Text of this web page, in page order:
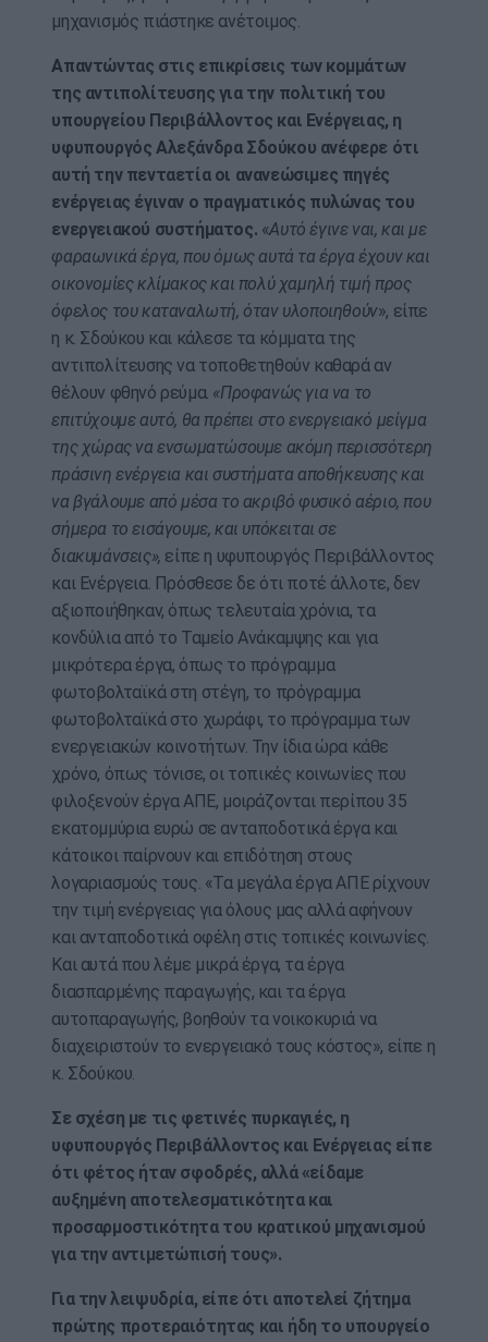
μηχανισμός πιάστηκε ανέτοιμος.
Απαντώντας στις επικρίσεις των κομμάτων
της αντιπολίτευσης για την πολιτική του
υπουργείου Περιβάλλοντος και Ενέργειας, η
υφυπουργός Αλεξάνδρα Σδούκου ανέφερε ότι
αυτή την πενταετία οι ανανεώσιμες πηγές
ενέργειας έγιναν ο πραγματικός πυλώνας του
ενεργειακού συστήματος. «Αυτό έγινε ναι, και με
φαραωνικά έργα, που όμως αυτά τα έργα έχουν και
οικονομίες κλίμακος και πολύ χαμηλή τιμή προς
όφελος του καταναλωτή, όταν υλοποιηθούν», είπε
η κ. Σδούκου και κάλεσε τα κόμματα της
αντιπολίτευσης να τοποθετηθούν καθαρά αν
θέλουν φθηνό ρεύμα. «Προφανώς για να το
επιτύχουμε αυτό, θα πρέπει στο ενεργειακό μείγμα
της χώρας να ενσωματώσουμε ακόμη περισσότερη
πράσινη ενέργεια και συστήματα αποθήκευσης και
να βγάλουμε από μέσα το ακριβό φυσικό αέριο, που
σήμερα το εισάγουμε, και υπόκειται σε
διακυμάνσεις», είπε η υφυπουργός Περιβάλλοντος
και Ενέργεια. Πρόσθεσε δε ότι ποτέ άλλοτε, δεν
αξιοποιήθηκαν, όπως τελευταία χρόνια, τα
κονδύλια από το Ταμείο Ανάκαμψης και για
μικρότερα έργα, όπως το πρόγραμμα
φωτοβολταϊκά στη στέγη, το πρόγραμμα
φωτοβολταϊκά στο χωράφι, το πρόγραμμα των
ενεργειακών κοινοτήτων. Την ίδια ώρα κάθε
χρόνο, όπως τόνισε, οι τοπικές κοινωνίες που
φιλοξενούν έργα ΑΠΕ, μοιράζονται περίπου 35
εκατομμύρια ευρώ σε ανταποδοτικά έργα και
κάτοικοι παίρνουν και επιδότηση στους
λογαριασμούς τους. «Τα μεγάλα έργα ΑΠΕ ρίχνουν
την τιμή ενέργειας για όλους μας αλλά αφήνουν
και ανταποδοτικά οφέλη στις τοπικές κοινωνίες.
Και αυτά που λέμε μικρά έργα, τα έργα
διασπαρμένης παραγωγής, και τα έργα
αυτοπαραγωγής, βοηθούν τα νοικοκυριά να
διαχειριστούν το ενεργειακό τους κόστος», είπε η
κ. Σδούκου.
Σε σχέση με τις φετινές πυρκαγιές, η
υφυπουργός Περιβάλλοντος και Ενέργειας είπε
ότι φέτος ήταν σφοδρές, αλλά «είδαμε
αυξημένη αποτελεσματικότητα και
προσαρμοστικότητα του κρατικού μηχανισμού
για την αντιμετώπισή τους».
Για την λειψυδρία, είπε ότι αποτελεί ζήτημα
πρώτης προτεραιότητας και ήδη το υπουργείο